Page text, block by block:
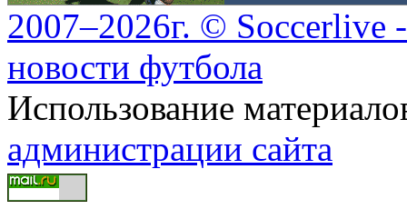
2007–2026г. ©
новости футбола
Использование
администрации сайта